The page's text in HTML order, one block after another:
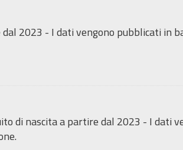
2023 - I dati vengono pubblicati in
di nascita a partire dal 2023 - I dati